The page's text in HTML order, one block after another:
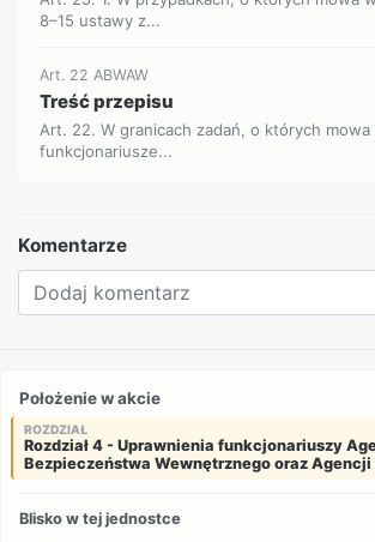
8–15 ustawy z...
Art. 22 ABWAW
Treść przepisu
Art. 22. W granicach zadań, o których
funkcjonariusze...
Komentarze
Położenie w akcie
ROZDZIAŁ
Rozdział 4 - Uprawnienia funkcjonariuszy
Bezpieczeństwa Wewnętrznego oraz
Blisko w tej jednostce